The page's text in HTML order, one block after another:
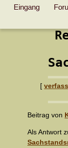
Eingang
[
Beitrag von
Als Antwort